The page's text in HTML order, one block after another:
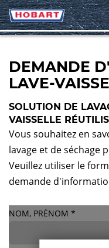
DEMANDE
LAVE-
SOLUTION DE
VAISSELLE
Vous souhaitez en
lavage et de séchage
Veuillez utiliser le
demande
NOM, PRÉNOM *